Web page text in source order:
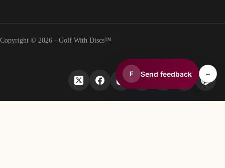
Copyright © 2026 - Golf With Discs™
F Send feedback –